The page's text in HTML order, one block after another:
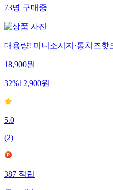
73명구매중
대용량! 미니소시지·통치즈핫
18,900원
32%12,900원
5.0
(2)
387적립